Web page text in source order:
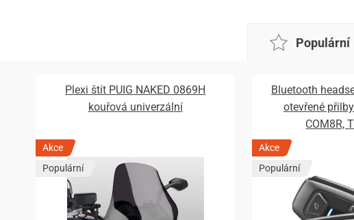
Populární
Plexi štít PUIG NAKED 0869H
kouřová univerzální
Akce
Populární
Bluetooth
otevřené
COM8R,
Akce
Populární